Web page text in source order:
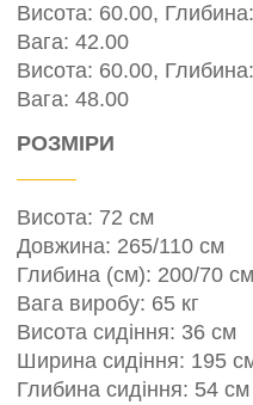
Висота: 60.00,
Вага: 42.00
Висота: 60.00,
Вага: 48.00
РОЗМІРИ
Висота: 72 см
Довжина: 265/110 см
Глибина (см): 200/70 см
Вага виробу: 65 кг
Висота сидіння: 36 см
Ширина сидіння: 195
Глибина сидіння: 54 см